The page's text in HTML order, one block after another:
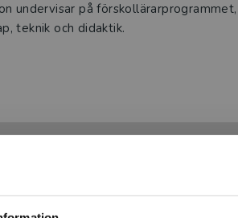
undervisar på
teknik och didaktik.